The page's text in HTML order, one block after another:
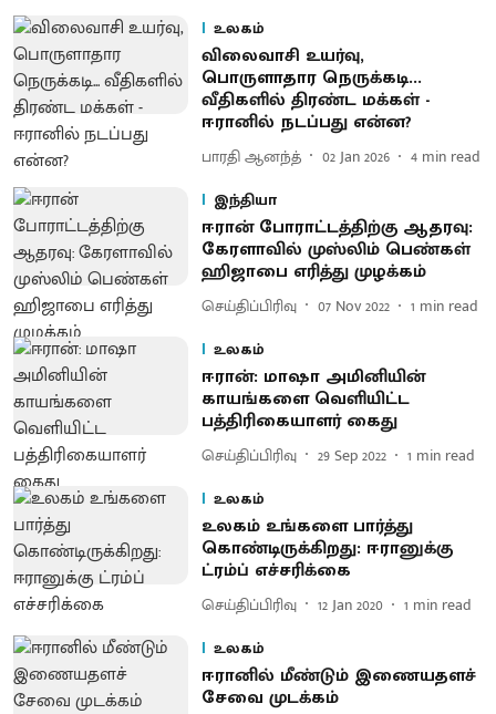
உலகம்
விலைவாசி உயர்வு,
பொருளாதார நெருக்கடி...
வீதிகளில் திரண்ட மக்கள் -
ஈரானில் நடப்பது என்ன?
பாரதி ஆனந்த் 02 Jan 2026 4 min read
இந்தியா
ஈரான் போராட்டத்திற்கு ஆதரவு:
கேரளாவில் முஸ்லிம் பெண்கள்
ஹிஜாபை எரித்து முழக்கம்
செய்திப்பிரிவு 07 Nov 2022 1 min read
உலகம்
ஈரான்: மாஷா அமினியின்
காயங்களை வெளியிட்ட
பத்திரிகையாளர் கைது
செய்திப்பிரிவு 29 Sep 2022 1 min read
உலகம்
உலகம் உங்களை பார்த்து
கொண்டிருக்கிறது: ஈரானுக்கு
ட்ரம்ப் எச்சரிக்கை
செய்திப்பிரிவு 12 Jan 2020 1 min read
உலகம்
ஈரானில் மீண்டும் இணையதளச்
சேவை முடக்கம்